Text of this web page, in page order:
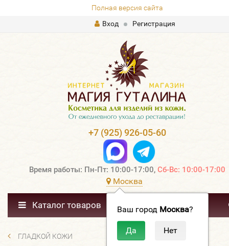
Полная версия сайта
Вход
Регистрация
+7 (925) 926-05-60
Время работы: Пн-Пт: 10:00-17:00, Сб-Вс: 10:00-17:00
Москва
Ваш город Москва?
Каталог товаров
ГЛАДКОЙ КОЖИ